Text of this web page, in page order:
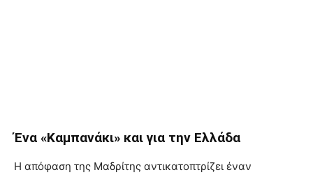
Ένα «Καμπανάκι» και για την Ελλάδα
Η απόφαση της Μαδρίτης αντικατοπτρίζει έναν